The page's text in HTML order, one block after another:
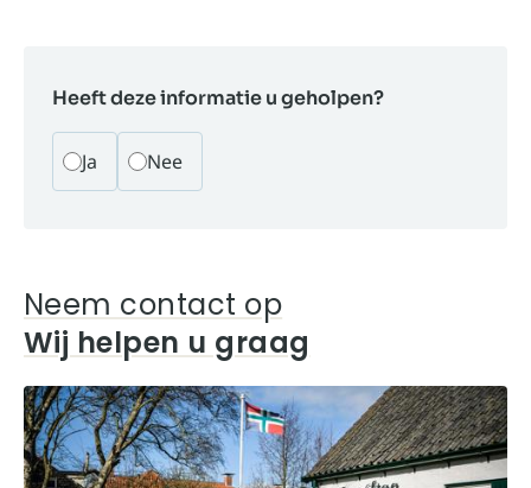
Heeft deze informatie u geholpen?
Ja Nee
Neem contact op
Wij helpen u graag